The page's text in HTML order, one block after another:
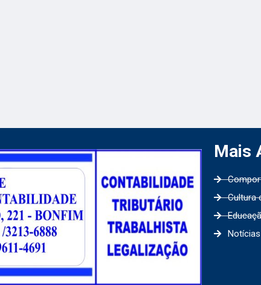
Mais
Cultura
Notícias